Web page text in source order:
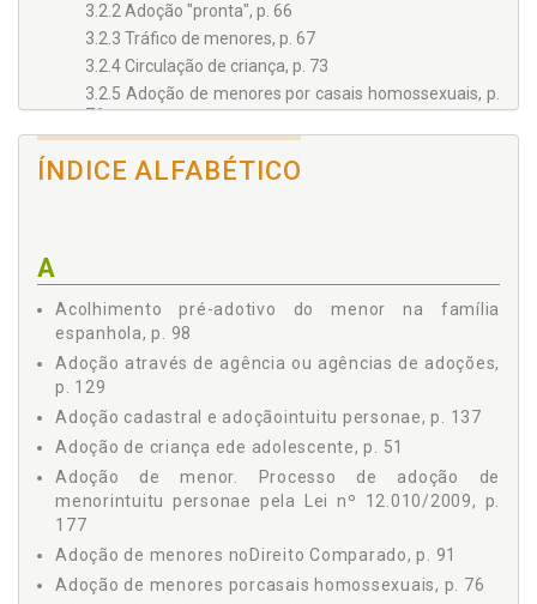
3.2.2 Adoção "pronta", p. 66
3.2.3 Tráfico de menores, p. 67
3.2.4 Circulação de criança, p. 73
3.2.5 Adoção de menores por casais homossexuais, p.
76
3.3 Contexto internacional - discussões e convenções, p.
85
4.4 Adoção de nascituro e avaliação de adotantes
chilenos, p. 103
4.5 Desnecessidade de cadastro de adotantes na
Argentina, p. 107
4.6 Incentivos econômicos para adoção de menores na
Suécia, p. 110
4.7 Agenciamento e adoção independente nos Estados
Unidos, p. 115
4.7.1 Pluriparentalidade e paternidade substituta em
4.7.2 Programa de planificação e assistência na
Califórnia, p. 125
ÍNDICE ALFABÉTICO
A
Acolhimento pré-adotivo do menor na família
espanhola, p. 98
Adoção através de agência ou agências de adoções,
p. 129
Adoção cadastral e adoçãointuitu personae, p. 137
Adoção de criança ede adolescente, p. 51
Adoção de menor. Processo de adoção de
menorintuitu personae pela Lei nº 12.010/2009, p.
177
Adoção de menores noDireito Comparado, p. 91
Adoção de menores porcasais homossexuais, p. 76